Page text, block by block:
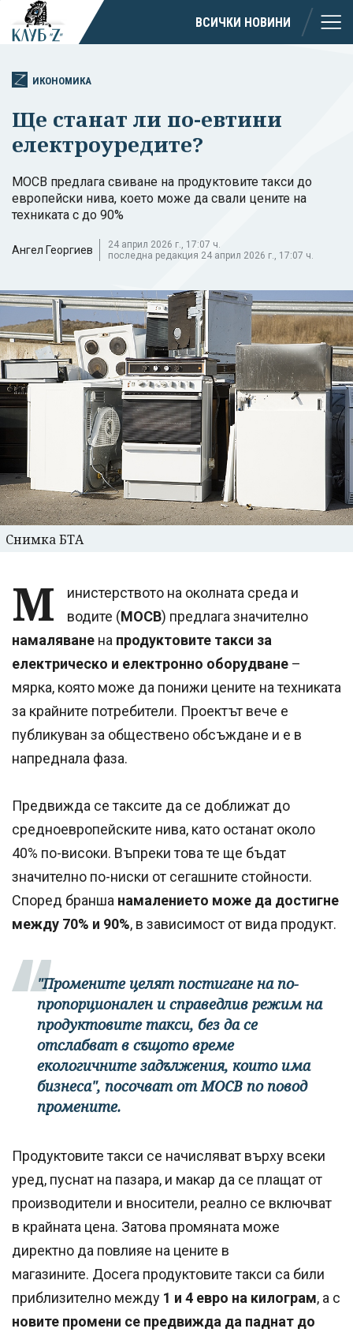
ВСИЧКИ НОВИНИ
ИКОНОМИКА
Ще станат ли по-евтини
електроуредите?
МОСВ предлага свиване на продуктовите такси до
европейски нива, което може да свали цените на
техниката с до 90%
Ангел Георгиев
24 април 2026 г., 17:07 ч.
последна редакция 24 април 2026 г., 17:07 ч.
Снимка БТА
М
инистерството на околната среда и
водите (МОСВ) предлага значително
намаляване на продуктовите такси за
електрическо и електронно оборудване –
мярка, която може да понижи цените на техниката
за крайните потребители. Проектът вече е
публикуван за обществено обсъждане и е в
напреднала фаза.
Предвижда се таксите да се доближат до
средноевропейските нива, като останат около
40% по-високи. Въпреки това те ще бъдат
значително по-ниски от сегашните стойности.
Според бранша намалението може да достигне
между 70% и 90%, в зависимост от вида продукт.
"Промените целят постигане на по-
пропорционален и справедлив режим на
продуктовите такси, без да се
отслабват в същото време
екологичните задължения, които има
бизнеса", посочват от МОСВ по повод
промените.
Продуктовите такси се начисляват върху всеки
уред, пуснат на пазара, и макар да се плащат от
производители и вносители, реално се включват
в крайната цена. Затова промяната може
директно да повлияе на цените в
магазините. Досега продуктовите такси са били
приблизително между 1 и 4 евро на килограм, а с
новите промени се предвижда да паднат до